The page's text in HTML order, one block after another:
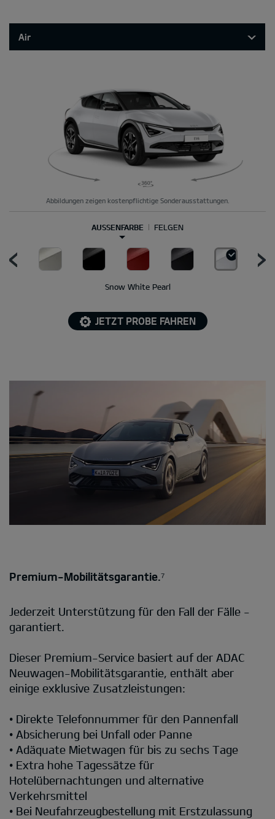
Air
Abbildungen zeigen kostenpflichtige Sonderausstattungen.
AUSSENFARBE FELGEN
Snow White Pearl
JETZT PROBE FAHREN
Premium-Mobilitätsgarantie.⁷
Jederzeit Unterstützung für den Fall der Fälle -
garantiert.
Dieser Premium-Service basiert auf der ADAC
Neuwagen-Mobilitätsgarantie, enthält aber
einige exklusive Zusatzleistungen:
• Direkte Telefonnummer für den Pannenfall
• Absicherung bei Unfall oder Panne
• Adäquate Mietwagen für bis zu sechs Tage
• Extra hohe Tagessätze für
Hotelübernachtungen und alternative
Verkehrsmittel
• Bei Neufahrzeugbestellung mit Erstzulassung